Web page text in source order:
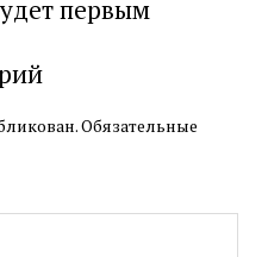
первым
Обязательные